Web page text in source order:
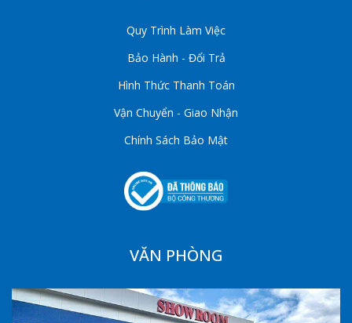
Quy Trình Làm Việc
Bảo Hành - Đổi Trả
Hình Thức Thanh Toán
Vận Chuyển - Giao Nhận
Chính Sách Bảo Mật
VĂN PHÒNG